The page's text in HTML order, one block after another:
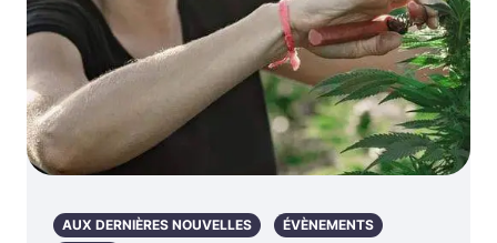
AUX DERNIÈRES NOUVELLES
ÉVÈNEMENTS